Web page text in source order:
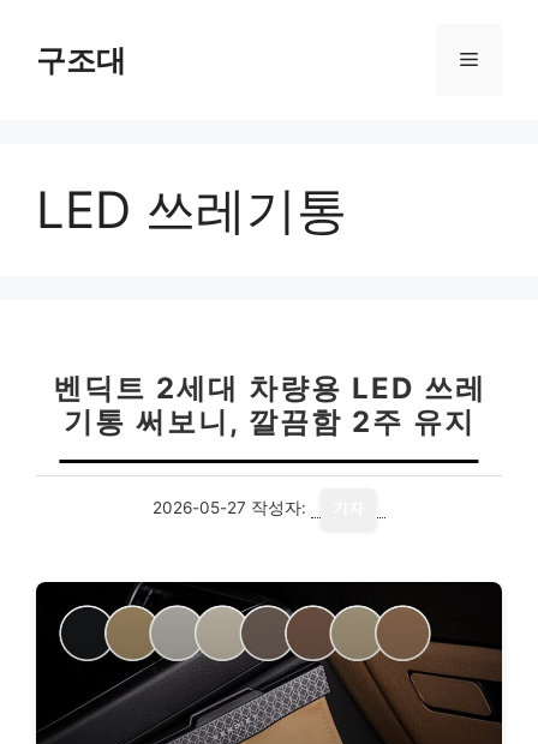
구조대 메
LED 쓰레기통
벤딕트 2세대 차량용 LED 쓰레
기통 써보니, 깔끔함 2주 유지
2026-05-27 작성자: